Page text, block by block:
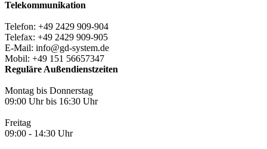
Telekommunikation
Telefon: +49 2429 909-904
Telefax: +49 2429 909-905
E-Mail: info@gd-system.de
Mobil: +49 151 56657347
Reguläre Außendienstzeiten
Montag bis Donnerstag
09:00 Uhr bis 16:30 Uhr
Freitag
09:00 - 14:30 Uhr